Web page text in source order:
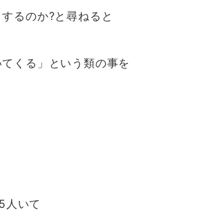
るのか?と尋ねると
てくる」という類の事を
人いて